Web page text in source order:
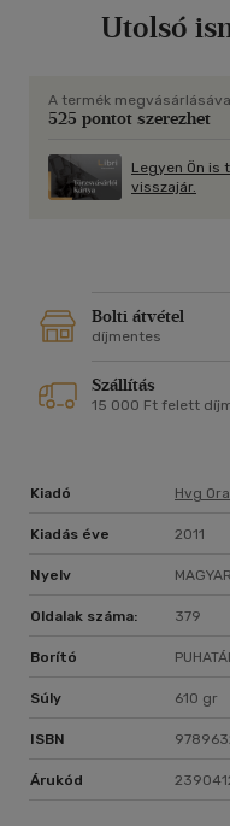
Utolsó
A termék
525 pontot szerezhet
Legyen Ön is
visszajár.
Bolti átvétel
díjmentes
Szállítás
15 000 Ft felett
Kiadó Hvg
Kiadás éve 2011
Nyelv MAGYAR
Oldalak száma: 379
Borító
Súly 610 gr
ISBN
Árukód